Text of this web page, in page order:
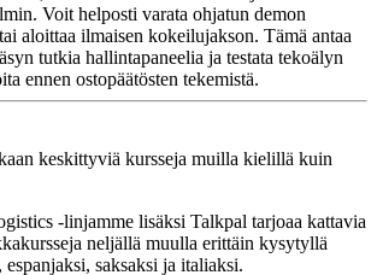
Voit helposti varata ohjatun demon
aloittaa ilmaisen kokeilujakson. Tämä antaa
tutkia hallintapaneelia ja testata tekoälyn
ennen ostopäätösten tekemistä.
keskittyviä kursseja muilla kielillä kuin
-linjamme lisäksi Talkpal tarjoaa kattavia
neljällä muulla erittäin kysytyllä
saksaksi ja italiaksi.